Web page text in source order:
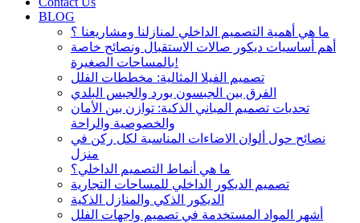
BLOG
ما هي أهمية التصميم الداخلي لمنازلنا ومشاريعنا ؟
أهم أساسيات ديكور صالات الاستقبال ونصائح خاصة
بالمساحات الصغيرة!
تصميم الفيلا المثالية: مخططات الفلل
الفرق بين الجبسون بورد والجبس البلدي
تحديات تصميم المباني الذكية: توازن بين الأمان
والخصوصية والراحة
نصائح حول ألوان الاضاءات المناسبة لكل ركن في
منزل
ما هي أنماط التصميم الداخلي؟
تصميم الديكور الداخلي للمساحات التجارية
الديكور الذكي والمنازل الذكية
أشهر المواد المستخدمة في تصميم واجهات الفلل